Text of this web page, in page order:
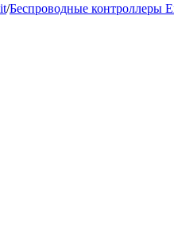
/Беспроводные контроллеры